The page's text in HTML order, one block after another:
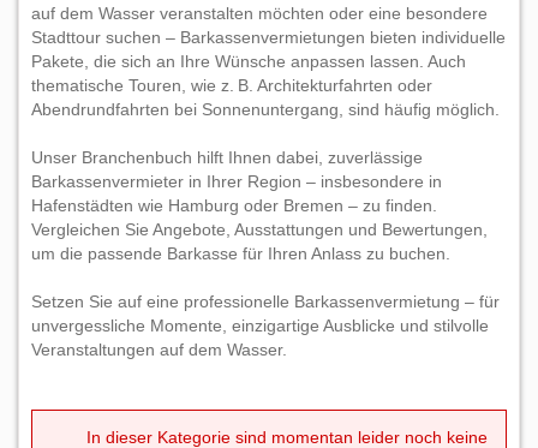
auf dem Wasser veranstalten möchten oder eine besondere
Stadttour suchen – Barkassenvermietungen bieten individuelle
Pakete, die sich an Ihre Wünsche anpassen lassen. Auch
thematische Touren, wie z. B. Architekturfahrten oder
Abendrundfahrten bei Sonnenuntergang, sind häufig möglich.
Unser Branchenbuch hilft Ihnen dabei, zuverlässige
Barkassenvermieter in Ihrer Region – insbesondere in
Hafenstädten wie Hamburg oder Bremen – zu finden.
Vergleichen Sie Angebote, Ausstattungen und Bewertungen,
um die passende Barkasse für Ihren Anlass zu buchen.
Setzen Sie auf eine professionelle Barkassenvermietung – für
unvergessliche Momente, einzigartige Ausblicke und stilvolle
Veranstaltungen auf dem Wasser.
In dieser Kategorie sind momentan leider noch keine